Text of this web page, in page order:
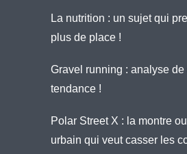
La nutrition : un sujet qui
plus de place !
Gravel running : analyse
tendance !
Polar Street X : la montre
urbain qui veut casser les